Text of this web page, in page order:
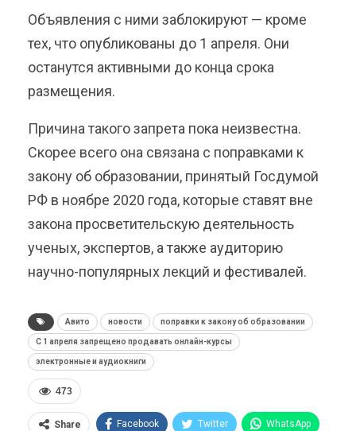
Объявления с ними заблокируют — кроме
тех, что опубликованы до 1 апреля. Они
останутся активными до конца срока
размещения.
Причина такого запрета пока неизвестна.
Скорее всего она связана с поправками к
закону об образовании, принятый Госдумой
РФ в ноябре 2020 года, которые ставят вне
закона просветительскую деятельность
ученых, экспертов, а также аудиторию
научно-популярных лекций и фестивалей.
Авито новости поправки к закону об образовании
С 1 апреля запрещено продавать онлайн-курсы
электронные и аудиокниги
473
Share Facebook Twitter WhatsApp